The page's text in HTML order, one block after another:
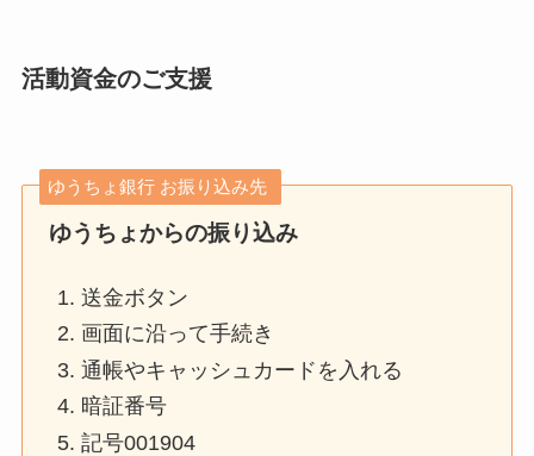
活動資金のご支援
ゆうちょ銀行 お振り込み先
ゆうちょからの振り込み
送金ボタン
画面に沿って手続き
通帳やキャッシュカードを入れる
暗証番号
記号001904